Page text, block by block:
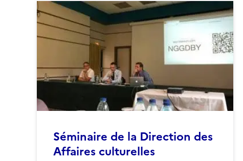
Séminaire de la Direction des
Affaires culturelles